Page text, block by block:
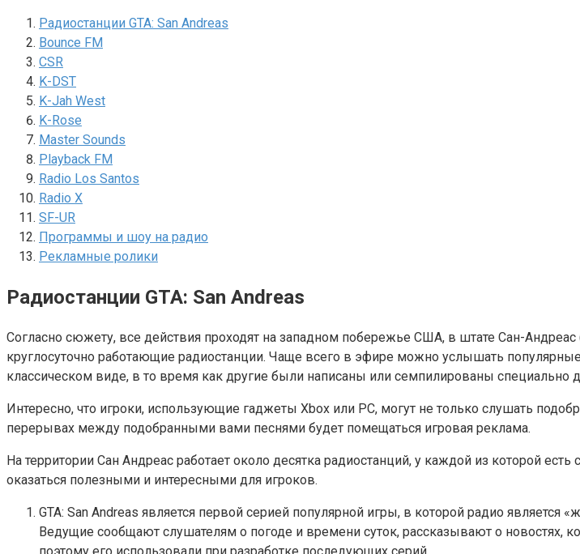
Радиостанции GTA: San Andreas
Bounce FM
CSR
K-DST
K-Jah West
K-Rose
Master Sounds
Playback FM
Radio Los Santos
Radio X
SF-UR
Программы и шоу на радио
Рекламные ролики
Радиостанции GTA: San Andreas
Согласно сюжету, все действия проходят на западном побережье США, в штате Сан-
круглосуточно работающие радиостанции. Чаще всего в эфире можно услышать
классическом виде, в то время как другие были написаны или семпилированы специально
Интересно, что игроки, использующие гаджеты Xbox или PC, могут не только слушать
перерывах между подобранными вами песнями будет помещаться игровая реклама.
На территории Сан Андреас работает около десятка радиостанций, у каждой из которой
оказаться полезными и интересными для игроков.
GTA: San Andreas является первой серией популярной игры, в которой радио
Ведущие сообщают слушателям о погоде и времени суток, рассказывают о новостях,
поэтому его использовали при разработке последующих серий.